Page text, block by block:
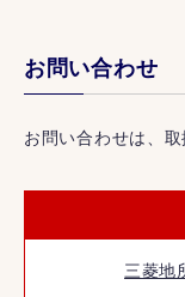
お問い合わせ
お問い合わせは、
三菱地